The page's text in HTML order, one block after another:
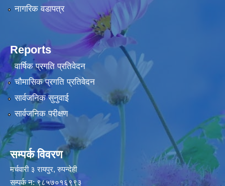
नागरिक वडापत्र
Reports
वार्षिक प्रगति प्रतिवेदन
चौमासिक प्रगति प्रतिवेदन
सार्वजनिक सुनुवाई
सार्वजनिक परीक्षण
सम्पर्क विवरण
मर्चवारी ३ रायपुर, रुपन्देही
सम्पर्क न: ९८५७०१६९९३